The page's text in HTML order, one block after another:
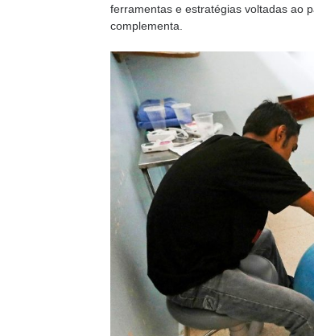
ferramentas e estratégias voltadas ao
complementa.